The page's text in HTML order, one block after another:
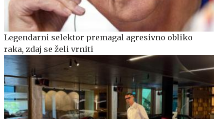
Legendarni selektor premagal agresivno obliko
raka, zdaj se želi vrniti